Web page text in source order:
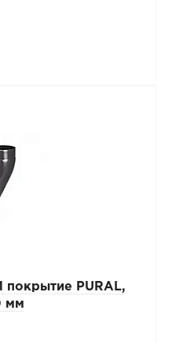
покрытие PURAL,
мм